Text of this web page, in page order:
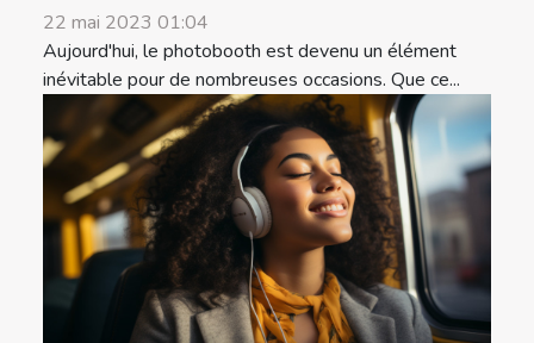
22 mai 2023 01:04
Aujourd'hui, le photobooth est devenu un élément
inévitable pour de nombreuses occasions. Que ce...